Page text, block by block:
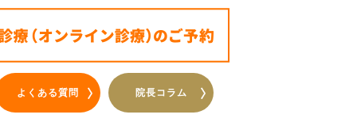
よくある質問 院長コラム